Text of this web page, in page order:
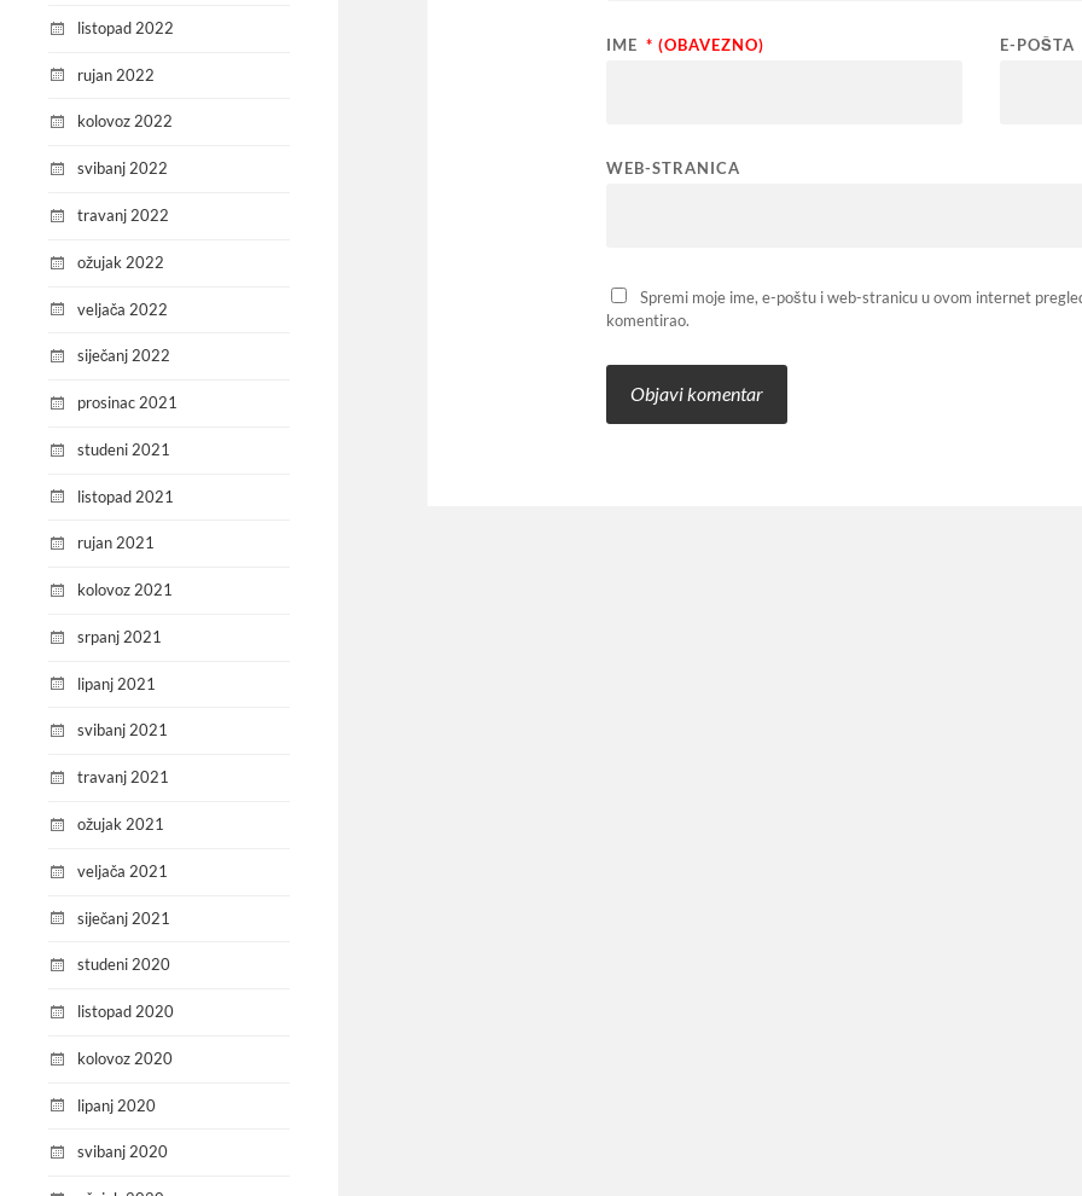
listopad 2022
rujan 2022
kolovoz 2022
svibanj 2022
travanj 2022
ožujak 2022
veljača 2022
siječanj 2022
prosinac 2021
studeni 2021
listopad 2021
rujan 2021
kolovoz 2021
srpanj 2021
lipanj 2021
svibanj 2021
travanj 2021
ožujak 2021
veljača 2021
siječanj 2021
studeni 2020
listopad 2020
kolovoz 2020
lipanj 2020
svibanj 2020
IME * (OBAVEZNO) E-POŠTA
WEB-STRANICA
Spremi moje ime, e-poštu i web-stranicu u ovom internet
komentirao.